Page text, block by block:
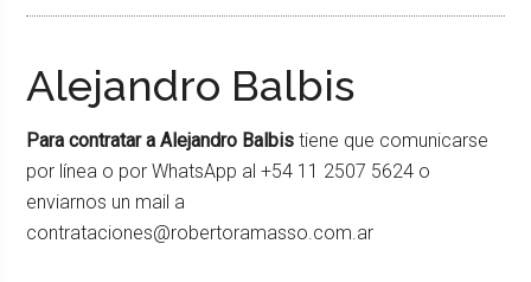
Alejandro Balbis
Para contratar a Alejandro Balbis tiene que comunicarse
por línea o por WhatsApp al +54 11 2507 5624 o
enviarnos un mail a
contrataciones@robertoramasso.com.ar